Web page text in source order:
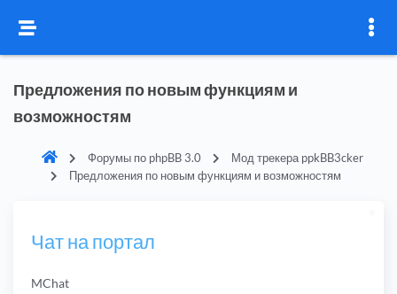
Предложения по новым функциям и
возможностям
Форумы по phpBB 3.0
Мод трекера ppkBB3cker
Предложения по новым функциям и возможностям
Чат на портал
MChat